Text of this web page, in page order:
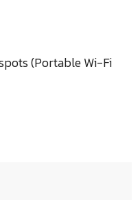
(Portable Wi-Fi